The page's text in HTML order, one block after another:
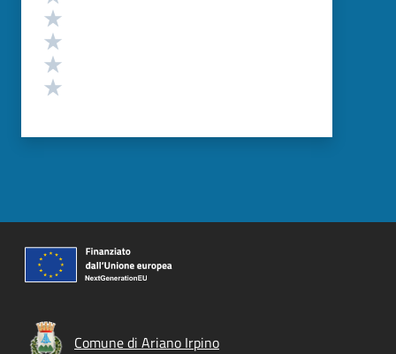
Comune di Ariano Irpino